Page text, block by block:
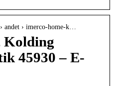
andet › imerco-home-k…
Kolding
45930 – E-